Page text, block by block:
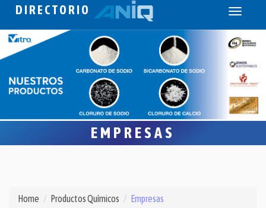
DIRECTORIO
Toggle
EMPRESAS
Home Productos Químicos Empresas